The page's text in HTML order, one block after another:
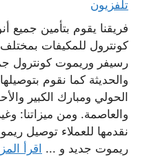
تلفزيون
فريقنا يقوم بتأمين جميع
كونترول للمكيفات
رسيفر وريموت كونترول
والحديثة كما نقوم
الحولي ومبارك الكبير
والعاصمة. ومن ميزاتنا:
نقدمها للعملاء توصيل
ريموت جديد و ... اقرأ